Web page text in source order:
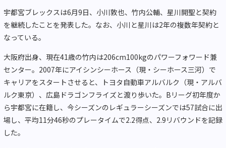
宇都宮ブレックスは6月9日、小川敦也、竹内公輔、星川開聖と契約
を継続したことを発表した。なお、小川と星川は2年の複数年契約と
なっている。
大阪府出身、現在41歳の竹内は206cm100kgのパワーフォワード兼
センター。2007年にアイシンシーホース（現・シーホース三河）で
キャリアをスタートさせると、トヨタ自動車アルバルク（現・アルバ
ルク東京）、広島ドラゴンフライズと渡り歩いた。Bリーグ初年度か
ら宇都宮に在籍し、今シーズンのレギュラーシーズンでは57試合に出
場し、平均11分46秒のプレータイムで2.2得点、2.9リバウンドを記録
した。